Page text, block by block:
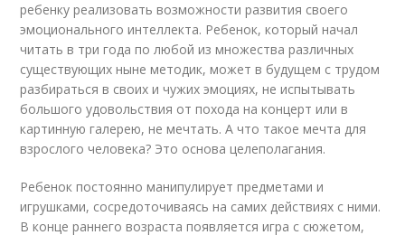
ребенку реализовать возможности развития своего
эмоционального интеллекта. Ребенок, который начал
читать в три года по любой из множества различных
существующих ныне методик, может в будущем с трудом
разбираться в своих и чужих эмоциях, не испытывать
большого удовольствия от похода на концерт или в
картинную галерею, не мечтать. А что такое мечта для
взрослого человека? Это основа целеполагания.
Ребенок постоянно манипулирует предметами и
игрушками, сосредоточиваясь на самих действиях с ними.
В конце раннего возраста появляется игра с сюжетом,